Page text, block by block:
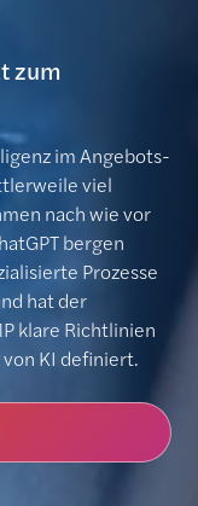
zum
im Angebots-
viel
nach wie vor
bergen
Prozesse
hat der
klare Richtlinien
KI definiert.